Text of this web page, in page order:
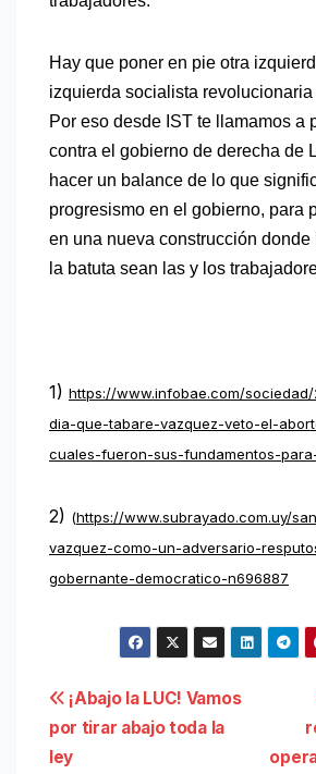
Hay que poner en pie otra
izquierda socialista
Por eso desde IST te llamamos a
contra el gobierno de derecha de
hacer un balance de lo que
progresismo en el gobierno, para
en una nueva construcción donde
la batuta sean las y los
1) https://www.infobae.com/
dia-que-tabare-vazquez-veto-el-
cuales-fueron-sus-fundamentos-
2) (https://www.subrayado.com.uy/
vazquez-como-un-adversario-
gobernante-democratico-n696887
Navegación
de
¡Abajo la LUC! Vamos
por tirar abajo toda la
ley